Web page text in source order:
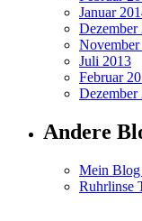
Januar
Dezember
Juli 2013
Februar
Dezember
Andere
Mein Blog
Ruhrlinse